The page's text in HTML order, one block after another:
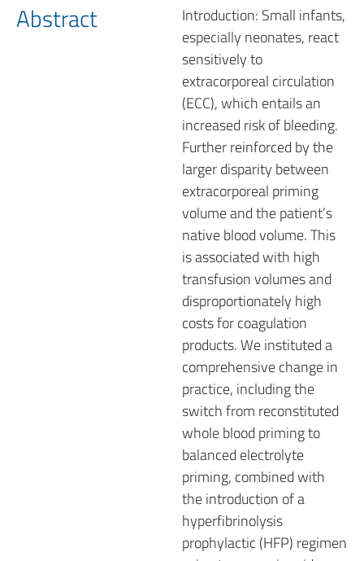
Abstract
Introduction: Small infants,
especially neonates, react
sensitively to
extracorporeal circulation
(ECC), which entails an
increased risk of bleeding.
Further reinforced by the
larger disparity between
extracorporeal priming
volume and the patient’s
native blood volume. This
is associated with high
transfusion volumes and
disproportionately high
costs for coagulation
products. We instituted a
comprehensive change in
practice, including the
switch from reconstituted
whole blood priming to
balanced electrolyte
priming, combined with
the introduction of a
hyperfibrinolysis
prophylactic (HFP) regimen